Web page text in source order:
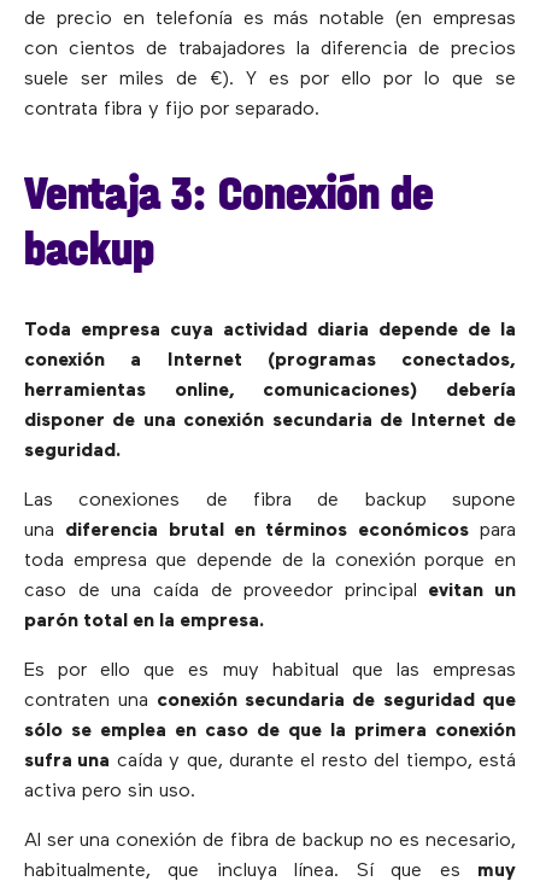
de precio en telefonía es más notable (en empresas
con cientos de trabajadores la diferencia de precios
suele ser miles de €). Y es por ello por lo que se
contrata fibra y fijo por separado.
Ventaja 3: Conexión de
backup
Toda empresa cuya actividad diaria depende de la
conexión a Internet (programas conectados,
herramientas online, comunicaciones) debería
disponer de una conexión secundaria de Internet de
seguridad.
Las conexiones de fibra de backup supone
una diferencia brutal en términos económicospara
toda empresa que depende de la conexión porque en
caso de una caída de proveedor principal evitan un
parón total en la empresa.
Es por ello que es muy habitual que las empresas
contraten una conexión secundaria de seguridad que
sólo se emplea en caso de que la primera conexión
sufra una caída y que, durante el resto del tiempo, está
activa pero sin uso.
Al ser una conexión de fibra de backup no es necesario,
habitualmente, que incluya línea. Sí que es muy